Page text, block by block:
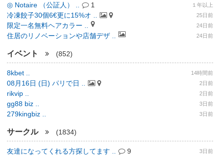
◎ Notaire （公証人） .. 1 １年以上
冷凍餃子30個6€更に15%オ .. 25日前
限定一名無料ヘアカラー .. 24日前
住居のリノベーションや店舗デザ .. 24日前
イベント (852)
8kbet .. 14時間前
08月16日 (日) パリで日 .. 2日前
rikvip .. 2日前
gg88 biz .. 3日前
279kingbiz .. 3日前
サークル (1834)
友達になってくれる方探してます .. 9 3日前